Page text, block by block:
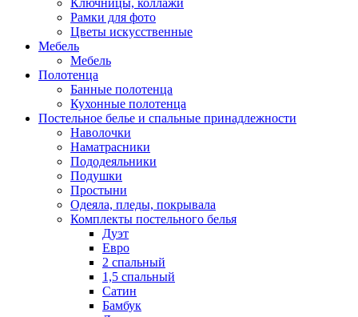
Рамки для фото
Цветы искусственные
Мебель
Мебель
Полотенца
Банные полотенца
Кухонные полотенца
Постельное белье и спальные принадлежности
Наволочки
Наматрасники
Пододеяльники
Подушки
Простыни
Одеяла, пледы, покрывала
Комплекты постельного белья
Дуэт
Евро
2 спальный
1,5 спальный
Сатин
Бамбук